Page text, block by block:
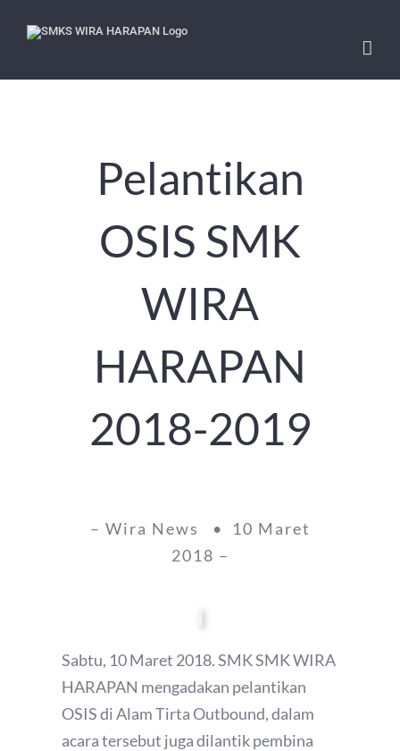
Pelantikan
OSIS SMK
WIRA
HARAPAN
2018-2019
– Wira News • 10 Maret
2018 –
Sabtu, 10 Maret 2018. SMK SMK WIRA
HARAPAN mengadakan pelantikan
OSIS di Alam Tirta Outbound, dalam
acara tersebut juga dilantik pembina